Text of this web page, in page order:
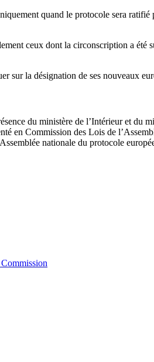
quand le protocole sera
ceux dont la circonscription a
sur la désignation de ses nouveaux
du ministère de l’Intérieur et du
en Commission des Lois de
nationale du protocole